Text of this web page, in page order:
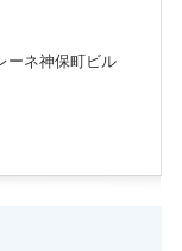
ーネ神保町ビル